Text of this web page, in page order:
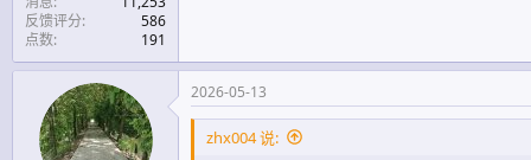
反馈评分
586
点数
191
2026-05-13
zhx004 说: